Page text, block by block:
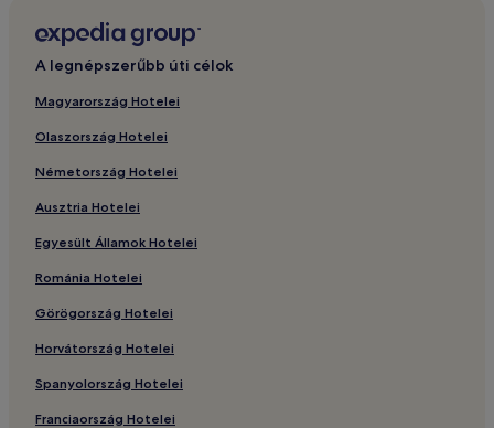
A legnépszerűbb úti célok
Magyarország Hotelei
Olaszország Hotelei
Németország Hotelei
Ausztria Hotelei
Egyesült Államok Hotelei
Románia Hotelei
Görögország Hotelei
Horvátország Hotelei
Spanyolország Hotelei
Franciaország Hotelei